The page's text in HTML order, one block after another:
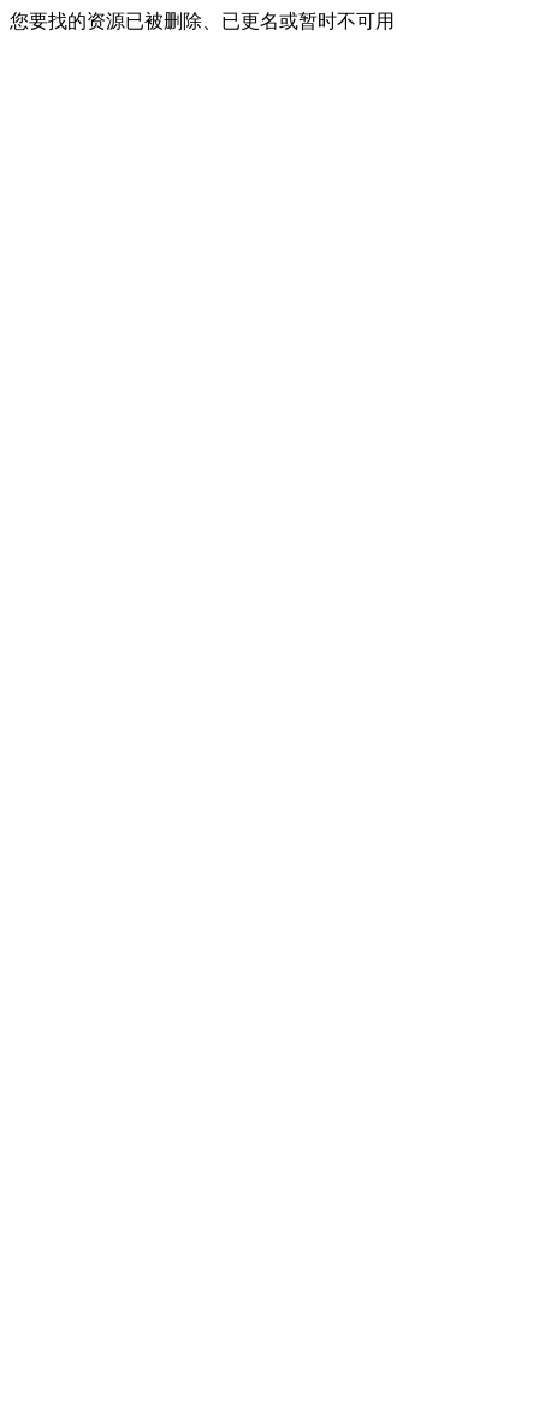
您要找的资源已被删除、已更名或暂时不可用